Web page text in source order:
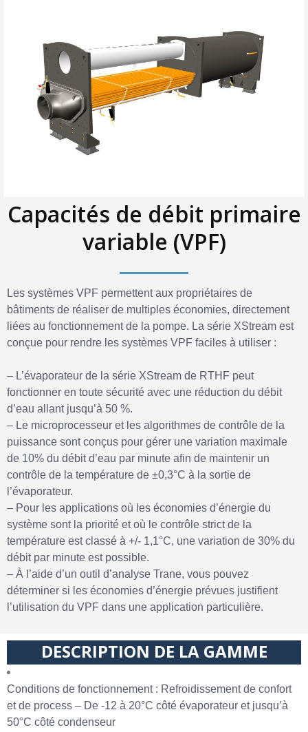
Capacités de débit primaire
variable (VPF)
Les systèmes VPF permettent aux propriétaires de
bâtiments de réaliser de multiples économies, directement
liées au fonctionnement de la pompe. La série XStream est
conçue pour rendre les systèmes VPF faciles à utiliser :
– L’évaporateur de la série XStream de RTHF peut
fonctionner en toute sécurité avec une réduction du débit
d’eau allant jusqu’à 50 %.
– Le microprocesseur et les algorithmes de contrôle de la
puissance sont conçus pour gérer une variation maximale
de 10% du débit d’eau par minute afin de maintenir un
contrôle de la température de ±0,3°C à la sortie de
l’évaporateur.
– Pour les applications où les économies d’énergie du
système sont la priorité et où le contrôle strict de la
température est classé à +/- 1,1°C, une variation de 30% du
débit par minute est possible.
– À l’aide d’un outil d’analyse Trane, vous pouvez
déterminer si les économies d’énergie prévues justifient
l’utilisation du VPF dans une application particulière.
DESCRIPTION DE LA GAMME
Conditions de fonctionnement : Refroidissement de confort
et de process – De -12 à 20°C côté évaporateur et jusqu’à
50°C côté condenseur